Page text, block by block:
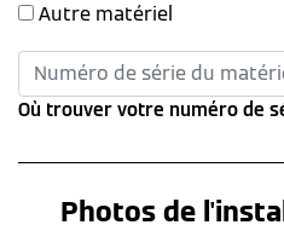
Autre matériel
Où trouver votre numéro de
Photos de